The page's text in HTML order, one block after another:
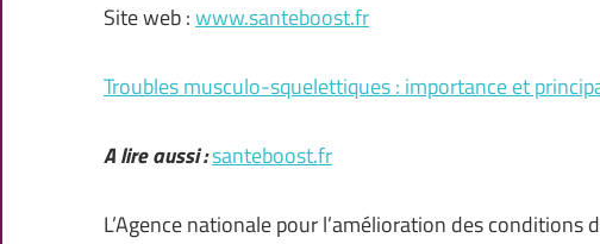
Site web :www.santeboost.fr
Troubles musculo-squelettiques : importance et
A lire aussi :santeboost.fr
L’Agence nationale pour l’amélioration des